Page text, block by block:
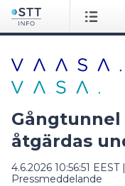
åtgärdas
4.6.2026 10:56:51 EEST|
Pressmeddelande